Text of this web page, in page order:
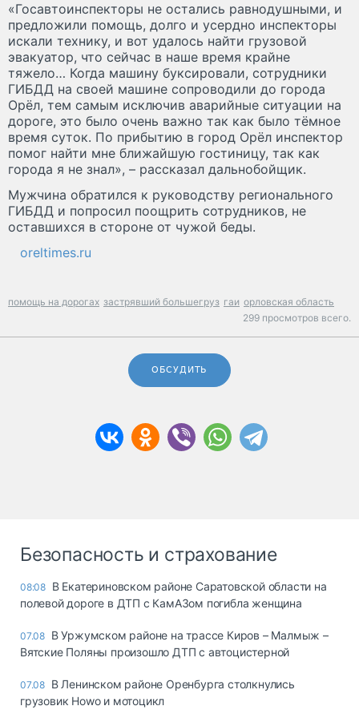
«Госавтоинспекторы не остались равнодушными, и
предложили помощь, долго и усердно инспекторы
искали технику, и вот удалось найти грузовой
эвакуатор, что сейчас в наше время крайне
тяжело… Когда машину буксировали, сотрудники
ГИБДД на своей машине сопроводили до города
Орёл, тем самым исключив аварийные ситуации на
дороге, это было очень важно так как было тёмное
время суток. По прибытию в город Орёл инспектор
помог найти мне ближайшую гостиницу, так как
города я не знал», – рассказал дальнобойщик.
Мужчина обратился к руководству регионального
ГИБДД и попросил поощрить сотрудников, не
оставшихся в стороне от чужой беды.
oreltimes.ru
помощь на дорогах застрявший большегруз гаи орловская область
299 просмотров всего.
ОБСУДИТЬ
Безопасность и страхование
08:08 В Екатериновском районе Саратовской области на
полевой дороге в ДТП с КамАЗом погибла женщина
07.08 В Уржумском районе на трассе Киров – Малмыж –
Вятские Поляны произошло ДТП с автоцистерной
07.08 В Ленинском районе Оренбурга столкнулись
грузовик Howo и мотоцикл